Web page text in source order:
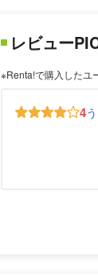
レビュー
※Renta!で購入したユ
4